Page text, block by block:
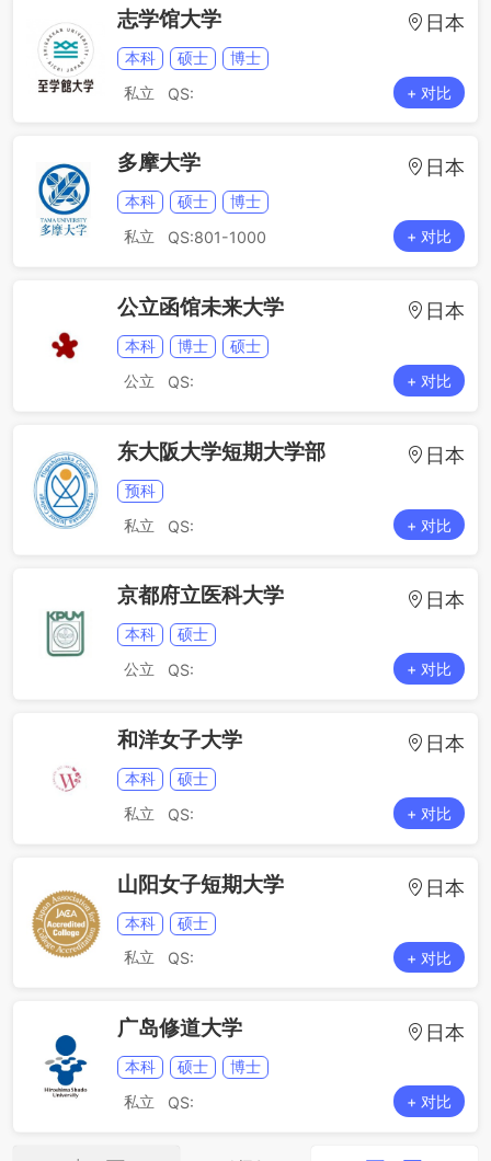
志学馆大学 日本
本科 硕士
博士
私立
QS: + 对比
多摩大学 日本
本科 硕士
博士
私立
QS:801-1000 + 对比
公立函馆未来大学 日本
本科 博士
硕士
公立
QS: + 对比
东大阪大学短期大学部 日本
预科
私立
QS: + 对比
京都府立医科大学 日本
本科
硕士
公立
QS: + 对比
和洋女子大学 日本
本科
硕士
私立
QS: + 对比
山阳女子短期大学 日本
本科
硕士
私立
QS: + 对比
广岛修道大学 日本
本科 硕士
博士
私立
QS: + 对比